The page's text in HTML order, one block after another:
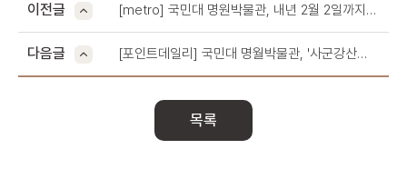
이전글
[metro] 국민대 명원박물관, 내년 2월 2일까지
다음글
[포인트데일리] 국민대 명월박물관, '사군강산
목록